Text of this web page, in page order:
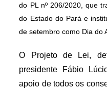
do PL nº 206/2020, que
do Estado do Pará e
de setembro como Dia do
O Projeto de Lei,
presidente Fábio
apoio de todos os